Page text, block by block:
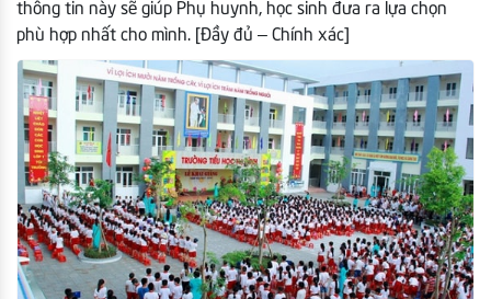
thông tin này sẽ giúp Phụ huynh, học sinh đưa ra lựa chọn
phù hợp nhất cho mình. [Đầy đủ – Chính xác]